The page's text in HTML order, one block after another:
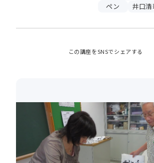
ペン
井口清
この講座をSNSでシェアする